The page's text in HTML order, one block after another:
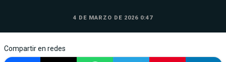
4 DE MARZO DE 2026 0:47
Compartir en redes